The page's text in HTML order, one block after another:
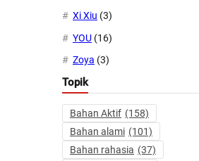
Xi Xiu (3)
YOU (16)
Zoya (3)
Topik
Bahan Aktif (158)
Bahan alami (101)
Bahan rahasia (37)